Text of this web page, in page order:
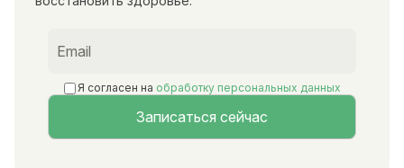
Я согласен на обработку персональных данных